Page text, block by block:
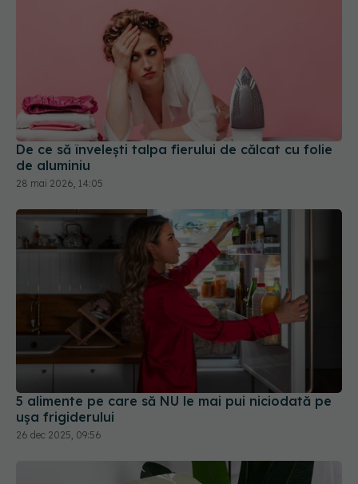
De ce să învelești talpa fierului de călcat cu folie
de aluminiu
28 mai 2026, 14:05
5 alimente pe care să NU le mai pui niciodată pe
ușa frigiderului
26 dec 2025, 09:56